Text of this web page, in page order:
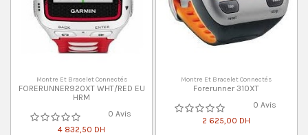
Montre Et Bracelet Connectés
FORERUNNER920XT WHT/RED EU
HRM
0 Avis
4 832,50 DH
Montre Et Bracelet Connectés
Forerunner 310XT
0 Avis
2 625,00 DH